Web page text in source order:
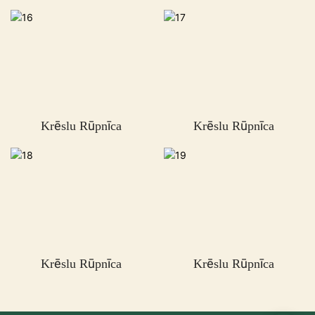
Krēslu Rūpnīca Krēslu Rūpnīca
Krēslu Rūpnīca Krēslu Rūpnīca